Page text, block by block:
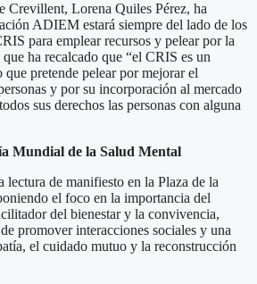
Crevillent, Lorena Quiles Pérez, ha
ADIEM estará siempre del lado de los
para emplear recursos y pelear por la
ha recalcado que “el CRIS es un
pretende pelear por mejorar el
y por su incorporación al mercado
sus derechos las personas con alguna
Mundial de la Salud Mental
lectura de manifiesto en la Plaza de la
el foco en la importancia del
del bienestar y la convivencia,
promover interacciones sociales y una
el cuidado mutuo y la reconstrucción